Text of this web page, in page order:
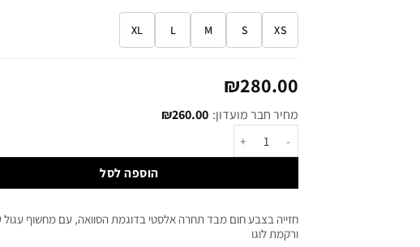
XS
S
M
L
XL
₪280.00
מחיר חבר מועדון: ₪260.00
הוספה לסל
חזייה בצבע חום מבד תחרה אלסטי בדוגמת הסוואה, עם מחשוף עגול
ורקמת לוגו